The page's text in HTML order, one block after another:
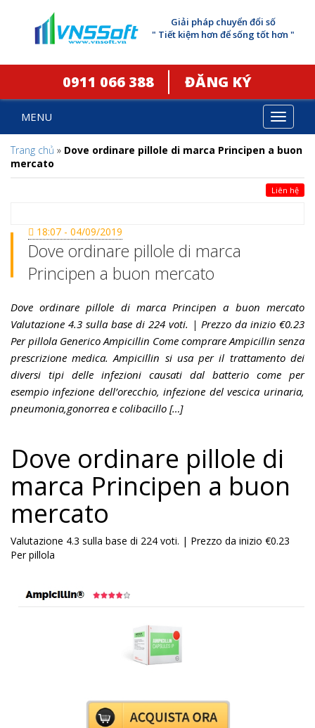
Giải pháp chuyển đổi số
" Tiết kiệm hơn để sống tốt hơn "
0911 066 388 ĐĂNG KÝ
Toggle
MENU
Trang chủ » Dove ordinare pillole di marca Principen a buon
mercato
Liên hệ
18:07 - 04/09/2019
Dove ordinare pillole di marca
Principen a buon mercato
Dove ordinare pillole di marca Principen a buon mercato
Valutazione 4.3 sulla base di 224 voti. | Prezzo da inizio €0.23
Per pillola Generico Ampicillin Come comprare Ampicillin senza
prescrizione medica. Ampicillin si usa per il trattamento dei
diversi tipi delle infezioni causati dal batterio come per
esempio infezione dell’orecchio, infezione del vescica urinaria,
pneumonia,gonorrea e colibacillo […]
Dove ordinare pillole di
marca Principen a buon
mercato
Valutazione 4.3 sulla base di 224 voti. | Prezzo da inizio €0.23
Per pillola